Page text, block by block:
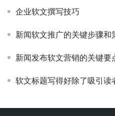
企业软文撰写技巧
新闻软文推广的关键步骤和
新闻发布软文营销的关键要
软文标题写得好除了吸引读